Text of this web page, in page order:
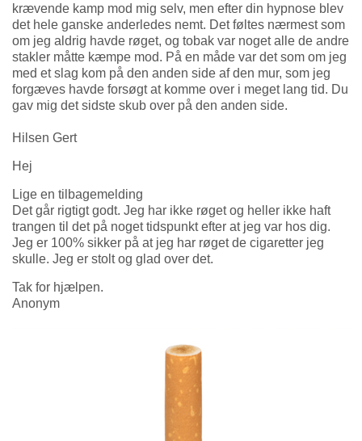
krævende kamp mod mig selv, men efter din hypnose blev
det hele ganske anderledes nemt. Det føltes nærmest som
om jeg aldrig havde røget, og tobak var noget alle de andre
stakler måtte kæmpe mod. På en måde var det som om jeg
med et slag kom på den anden side af den mur, som jeg
forgæves havde forsøgt at komme over i meget lang tid. Du
gav mig det sidste skub over på den anden side.
Hilsen Gert
Hej
Lige en tilbagemelding
Det går rigtigt godt. Jeg har ikke røget og heller ikke haft
trangen til det på noget tidspunkt efter at jeg var hos dig.
Jeg er 100% sikker på at jeg har røget de cigaretter jeg
skulle. Jeg er stolt og glad over det.
Tak for hjælpen.
Anonym